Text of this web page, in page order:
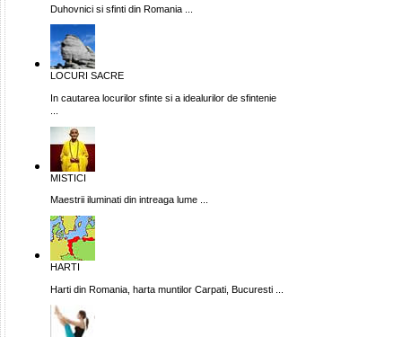
Duhovnici si sfinti din Romania ...
LOCURI SACRE
In cautarea locurilor sfinte si a idealurilor de sfintenie
MISTICI
Maestrii iluminati din intreaga lume ...
HARTI
Harti din Romania, harta muntilor Carpati, Bucuresti ...